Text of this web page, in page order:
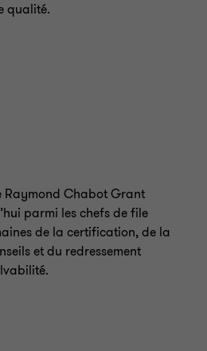
qualité.
Raymond Chabot Grant
parmi les chefs de file
de la certification, de la
et du redressement